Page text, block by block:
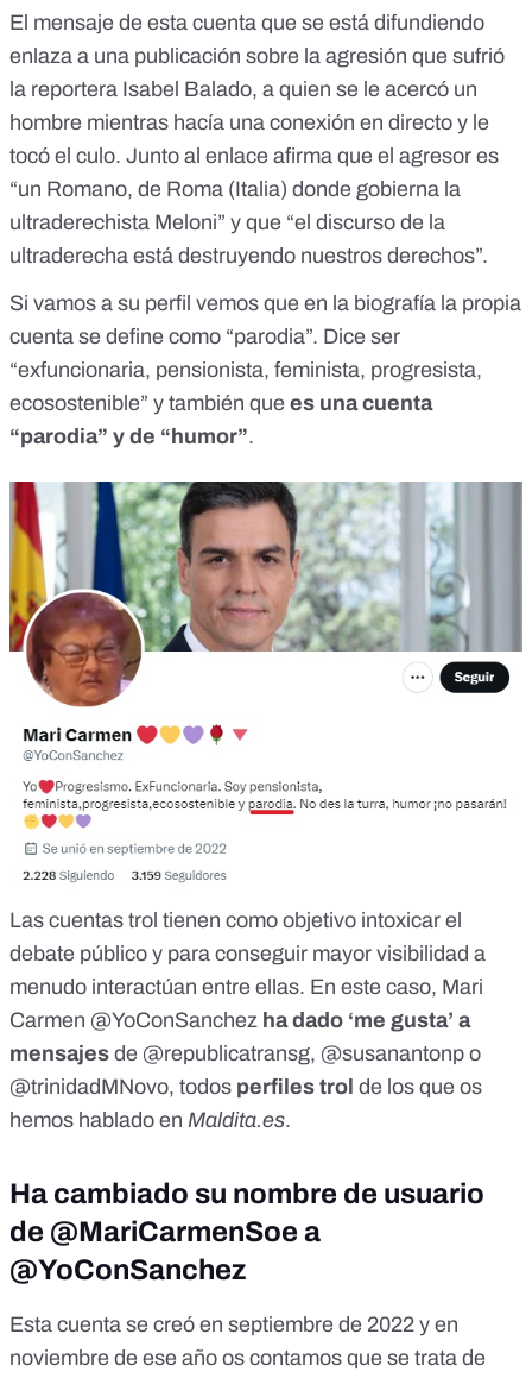
El mensaje de esta cuenta que se está difundiendo
enlaza a una publicación sobre la agresión que sufrió
la reportera Isabel Balado, a quien se le acercó un
hombre mientras hacía una conexión en directo y le
tocó el culo. Junto al enlace afirma que el agresor es
“un Romano, de Roma (Italia) donde gobierna la
ultraderechista Meloni” y que “el discurso de la
ultraderecha está destruyendo nuestros derechos”.
Si vamos a su perfil vemos que en la biografía la propia
cuenta se define como “parodia”. Dice ser
“exfuncionaria, pensionista, feminista, progresista,
ecosostenible” y también que es una cuenta
“parodia” y de “humor”.
Las cuentas trol tienen como objetivo intoxicar el
debate público y para conseguir mayor visibilidad a
menudo interactúan entre ellas. En este caso, Mari
Carmen @YoConSanchez ha dado ‘me gusta’ a
mensajes de @republicatransg, @susanantonp o
@trinidadMNovo, todos perfiles trol de los que os
hemos hablado en Maldita.es.
Ha cambiado su nombre de usuario
de @MariCarmenSoe a
@YoConSanchez
Esta cuenta se creó en septiembre de 2022 y en
noviembre de ese año os contamos que se trata de